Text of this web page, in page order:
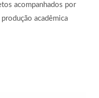
acompanhados por
acadêmica